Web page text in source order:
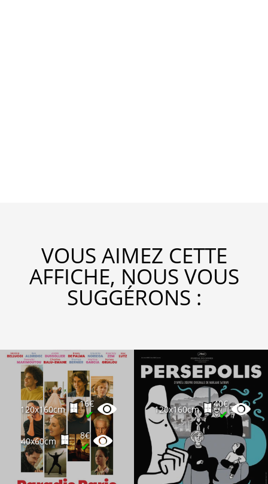
VOUS AIMEZ CETTE
AFFICHE, NOUS VOUS
SUGGÉRONS :
120x160cm
16€
✔
40x60cm
8€
✔
120x160cm
40€
✔